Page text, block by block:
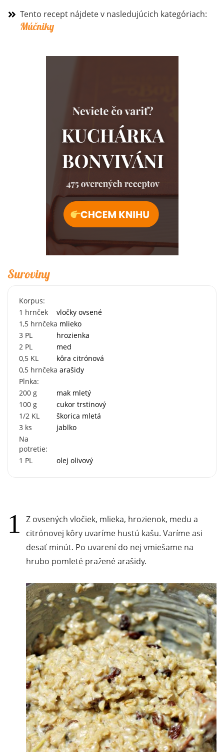
Tento recept nájdete v nasledujúcich kategóriach:
Múčniky
Suroviny
Korpus:
1 hrnček
vločky ovsené
1,5 hrnčeka mlieko
3 PL
hrozienka
2 PL
med
0,5 KL
kôra citrónová
0,5 hrnčeka arašidy
Plnka:
200 g
mak mletý
100 g
cukor trstinový
1/2 KL
škorica mletá
3 ks
jablko
Na
potretie:
1 PL olej olivový
Z ovsených vločiek, mlieka, hrozienok, medu a
citrónovej kôry uvaríme hustú kašu. Varíme asi
desať minút. Po uvarení do nej vmiešame na
hrubo pomleté pražené arašidy.